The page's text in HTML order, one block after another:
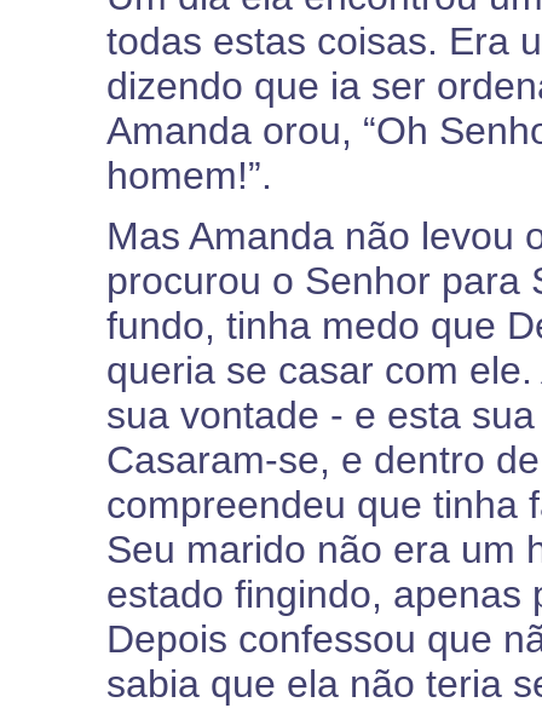
todas estas coisas. Era
dizendo que ia ser
Amanda orou, “Oh
homem!”.
Mas Amanda não levou
procurou o Senhor para
fundo, tinha medo que
queria se casar com
sua vontade - e esta
Casaram-se, e dentro
compreendeu que tinha
Seu marido não era um
estado fingindo, apenas
Depois confessou que
sabia que ela não teria